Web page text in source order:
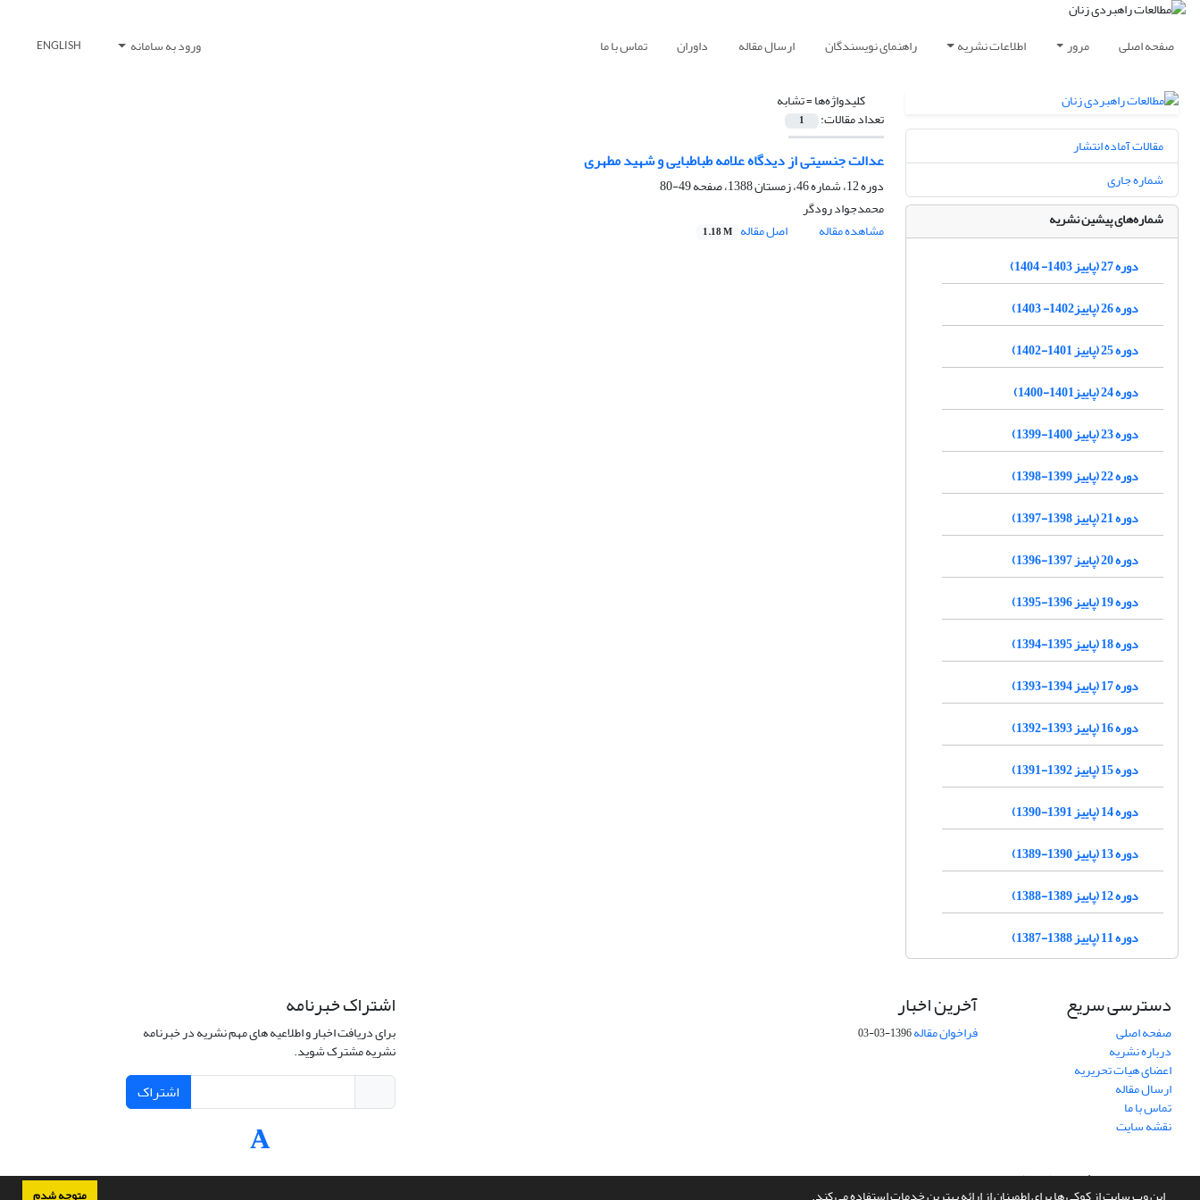
صفحه اصلی مرور اطلاعات نشریه راهنمای نویسندگان ارسال مقاله داوران تماس با ما ورود به سامانه ENGLISH
کلیدواژه‌ها =تشابه
تعداد مقالات: 1
عدالت جنسیتی از دیدگاه علامه طباطبایی و شهید مطهری
دوره 12، شماره 46، زمستان 1388، صفحه
49-80
محمدجواد رودگر
مشاهده مقاله
اصل مقاله 1.18 M
مقالات آماده انتشار
شماره جاری
شماره‌های پیشین نشریه
دوره 27 (پاییز 1403- 1404)
دوره 26 (پاییز1402- 1403)
دوره 25 (پاییز 1401-1402)
دوره 24 (پاییز1401-1400)
دوره 23 (پاییز 1400-1399)
دوره 22 (پاییز 1399-1398)
دوره 21 (پاییز 1398-1397)
دوره 20 (پاییز 1397-1396)
دوره 19 (پاییز 1396-1395)
دوره 18 (پاییز 1395-1394)
دوره 17 (پاییز 1394-1393)
دوره 16 (پاییز 1393-1392)
دوره 15 (پاییز 1392-1391)
دوره 14 (پاییز 1391-1390)
دوره 13 (پاییز 1390-1389)
دوره 12 (پاییز 1389-1388)
دوره 11 (پاییز 1388-1387)
دسترسی سریع
صفحه اصلی
درباره نشریه
اعضای هیات تحریریه
ارسال مقاله
تماس با ما
نقشه سایت
آخرین اخبار
فراخوان مقاله1396-03-03
اشتراک خبرنامه
برای دریافت اخبار و اطلاعیه های مهم نشریه در خبرنامه
نشریه مشترک شوید.
اشتراک
سامانه مدیریت نشریات علمی.طراحی و پیاده سازی ازسیناوب